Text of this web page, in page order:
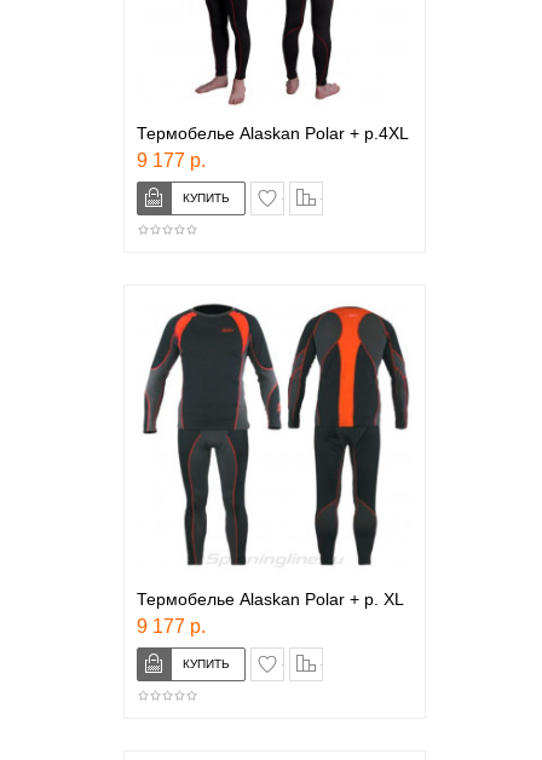
Термобелье Alaskan Polar + р.4XL
9 177 р.
в закладки
Термобелье Alaskan Polar + р. XL
9 177 р.
в закладки